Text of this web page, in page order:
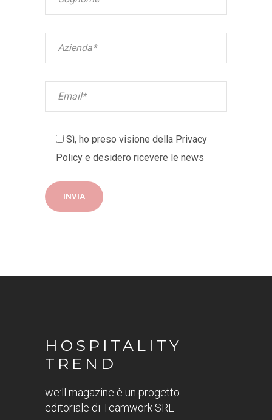
Sì, ho preso visione della Privacy
Policy e desidero ricevere le news
HOSPITALITY
TREND
we:ll magazine è un progetto
editoriale di Teamwork SRL